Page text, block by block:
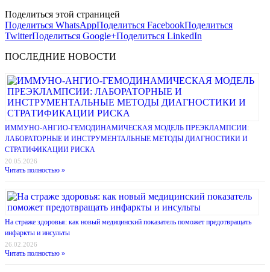
Поделиться этой страницей
Поделиться WhatsAppПоделиться FacebookПоделиться
TwitterПоделиться Google+Поделиться LinkedIn
ПОСЛЕДНИЕ НОВОСТИ
ИММУНО-АНГИО-ГЕМОДИНАМИЧЕСКАЯ МОДЕЛЬ ПРЕЭКЛАМПСИИ:
ЛАБОРАТОРНЫЕ И ИНСТРУМЕНТАЛЬНЫЕ МЕТОДЫ ДИАГНОСТИКИ И
СТРАТИФИКАЦИИ РИСКА
20.05.2026
Читать полностью »
На страже здоровья: как новый медицинский показатель поможет предотвращать
инфаркты и инсульты
26.02.2026
Читать полностью »